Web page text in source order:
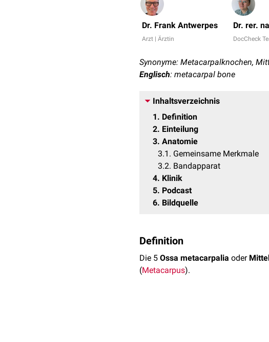
Dr. Frank Antwerpes
Arzt | Ärztin
Dr. rer.
DocCheck
Synonyme: Metacarpalknochen,
Englisch: metacarpal bone
Inhaltsverzeichnis
1
Definition
2 Einteilung
3 Anatomie
3.1
Gemeinsame Merkmale
3.2 Bandapparat
4 Klinik
5 Podcast
6 Bildquelle
Definition
Die 5 Ossa metacarpalia oder
(Metacarpus).